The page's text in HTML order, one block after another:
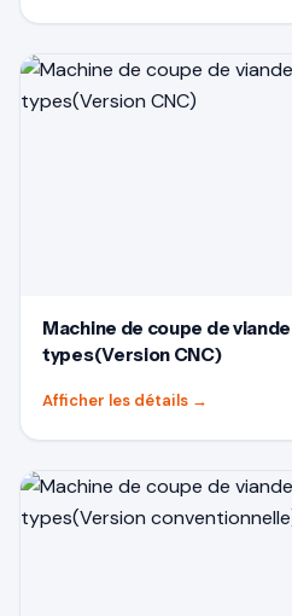
Machine de coupe de
types(Version CNC)
Afficher les détails →